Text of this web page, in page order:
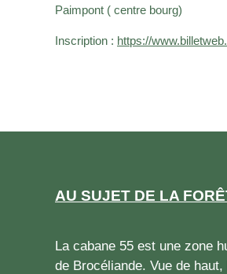
Paimpont ( centre bourg)
Inscription : https://
AU SUJET DE LA
La cabane 55 est une zone
de Brocéliande. Vue de